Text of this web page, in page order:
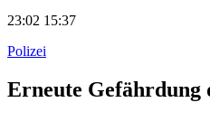
23:02 15:37
Polizei
Erneute Gefährdung